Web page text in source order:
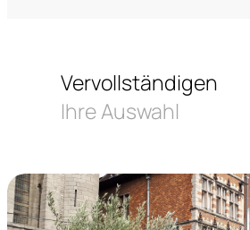
Vervollständigen
Ihre Auswahl